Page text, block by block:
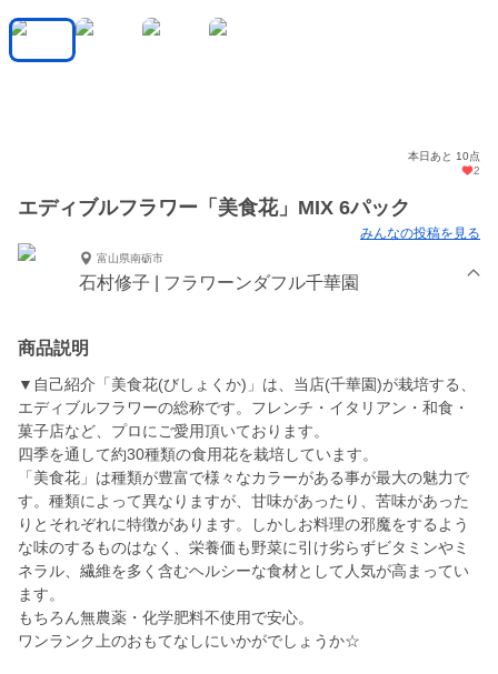
本日あと 10点
2
エディブルフラワー「美食花」MIX 6パック
みんなの投稿を見る
富山県南砺市
石村修子 | フラワーンダフル千華園
商品説明
▼自己紹介「美食花(びしょくか)」は、当店(千華園)が栽培する、
エディブルフラワーの総称です。フレンチ・イタリアン・和食・
菓子店など、プロにご愛用頂いております。
四季を通して約30種類の食用花を栽培しています。
「美食花」は種類が豊富で様々なカラーがある事が最大の魅力で
す。種類によって異なりますが、甘味があったり、苦味があった
りとそれぞれに特徴があります。しかしお料理の邪魔をするよう
な味のするものはなく、栄養価も野菜に引け劣らずビタミンやミ
ネラル、繊維を多く含むヘルシーな食材として人気が高まってい
ます。
もちろん無農薬・化学肥料不使用で安心。
ワンランク上のおもてなしにいかがでしょうか☆